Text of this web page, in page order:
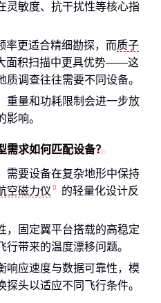
灵敏度、抗干扰性等核心指
率更适合精细勘探，而质子
面积扫描中更具优势——这
调查往往需要不同设备。
重量和功耗限制会进一步放
响。
求如何匹配设备？
需要设备在复杂地形中保持
空磁力仪
的轻量化设计反
，固定翼平台搭载的高稳定
带来的温度漂移问题。
响应速度与数据可靠性，模
头以适应不同飞行条件。